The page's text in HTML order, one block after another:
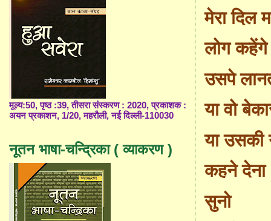
मेरा दिल
लोग कहेंगे
उसपे
या वो
या उसकी
कहने देना
सुनो
मूल्य:50, पृष्ठ :39, तीसरा संस्करण : 2020, प्रकाशक :
अयन प्रकाशन, 1/20, महरौली, नई दिल्ली-110030
नूतन भाषा-चन्द्रिका ( व्याकरण )